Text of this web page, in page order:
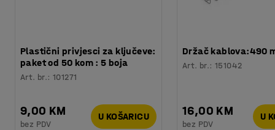
Plastični privjesci za ključeve:
paket od 50 kom : 5 boja
Art. br.:101271
9,00 KM
bez PDV
U KOŠARICU
Držač kablova:490
Art. br.:151042
16,00 KM
bez PDV
U